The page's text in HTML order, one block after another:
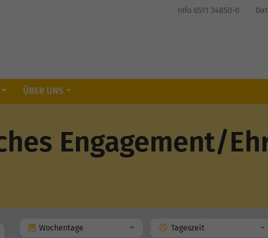
Info 0511 34850-0
ÜBER UNS
Engagement/
Wochentage Tageszeit